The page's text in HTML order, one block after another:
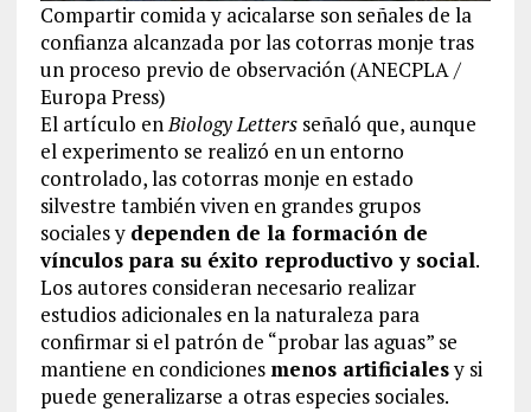
Compartir comida y acicalarse son señales de la
confianza alcanzada por las cotorras monje tras
un proceso previo de observación (ANECPLA /
Europa Press)
El artículo enBiology Lettersseñaló que, aunque
el experimento se realizó en un entorno
controlado, las cotorras monje en estado
silvestre también viven en grandes grupos
sociales y dependen de la formación de
vínculos para su éxito reproductivo y social.
Los autores consideran necesario realizar
estudios adicionales en la naturaleza para
confirmar si el patrón de “probar las aguas” se
mantiene en condiciones menos artificialesy si
puede generalizarse a otras especies sociales.